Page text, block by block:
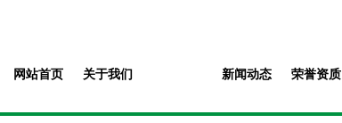
网站首页 关于我们 新闻动态 荣誉资质